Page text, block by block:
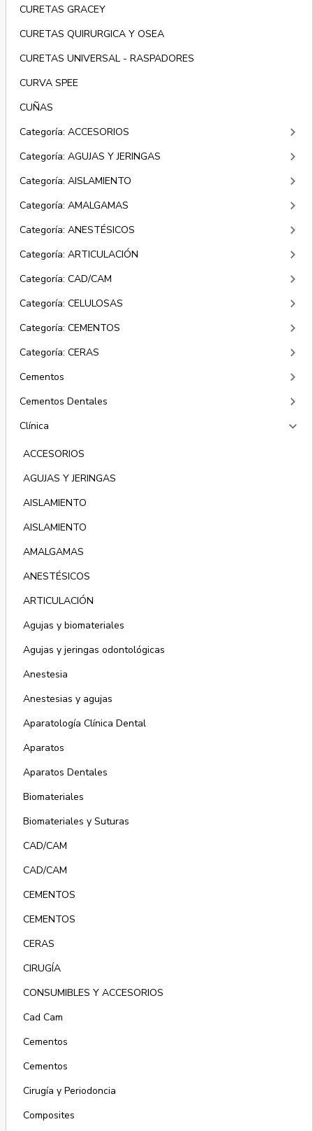
CURETAS GRACEY
CURETAS QUIRURGICA Y OSEA
CURETAS UNIVERSAL - RASPADORES
CURVA SPEE
CUÑAS
Categoría: ACCESORIOS
keyboard_arrow_right
Categoría: AGUJAS Y JERINGAS keyboard_arrow_right
Categoría: AISLAMIENTO keyboard_arrow_right
Categoría: AMALGAMAS keyboard_arrow_right
Categoría: ANESTÉSICOS keyboard_arrow_right
Categoría: ARTICULACIÓN keyboard_arrow_right
Categoría: CAD/CAM keyboard_arrow_right
Categoría: CELULOSAS keyboard_arrow_right
Categoría: CEMENTOS keyboard_arrow_right
Categoría: CERAS keyboard_arrow_right
Cementos keyboard_arrow_right
Cementos Dentales keyboard_arrow_right
Clínica keyboard_arrow_right
ACCESORIOS
AGUJAS Y JERINGAS
AISLAMIENTO
AISLAMIENTO
AMALGAMAS
ANESTÉSICOS
ARTICULACIÓN
Agujas y biomateriales
Agujas y jeringas odontológicas
Anestesia
Anestesias y agujas
Aparatología Clínica Dental
Aparatos
Aparatos Dentales
Biomateriales
Biomateriales y Suturas
CAD/CAM
CAD/CAM
CEMENTOS
CEMENTOS
CERAS
CIRUGÍA
CONSUMIBLES Y ACCESORIOS
Cad Cam
Cementos
Cementos
Cirugía y Periodoncia
Composites